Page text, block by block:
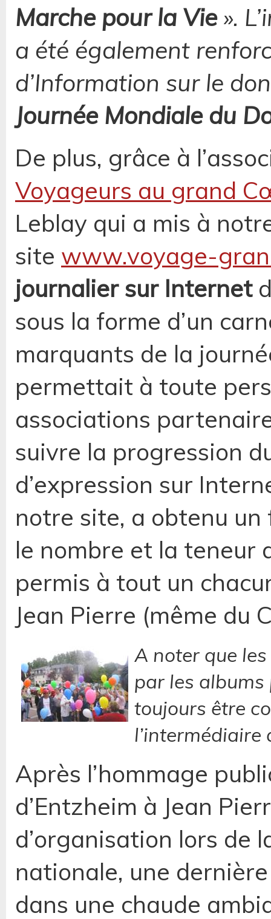
Marche pour la Vie».
a été également
d’Information sur le
Journée Mondiale du
De plus, grâce à
Voyageurs au grand
Leblay qui a mis à
site www.voyage-
journalier sur Internet
sous la forme d’un
marquants de la
permettait à toute
associations
suivre la progression
d’expression sur
notre site, a obtenu
le nombre et la teneur
permis à tout un
Jean Pierre (même du
A noter que
par les
toujours être
Après l’hommage
d’Entzheim à Jean
d’organisation lors de
nationale, une
dans une chaude